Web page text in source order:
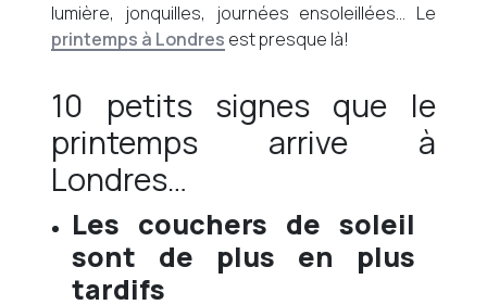
lumière, jonquilles, journées ensoleillées… Le
printemps à Londres est presque là!
10 petits signes que le
printemps arrive à
Londres…
Les couchers de soleil
sont de plus en plus
tardifs